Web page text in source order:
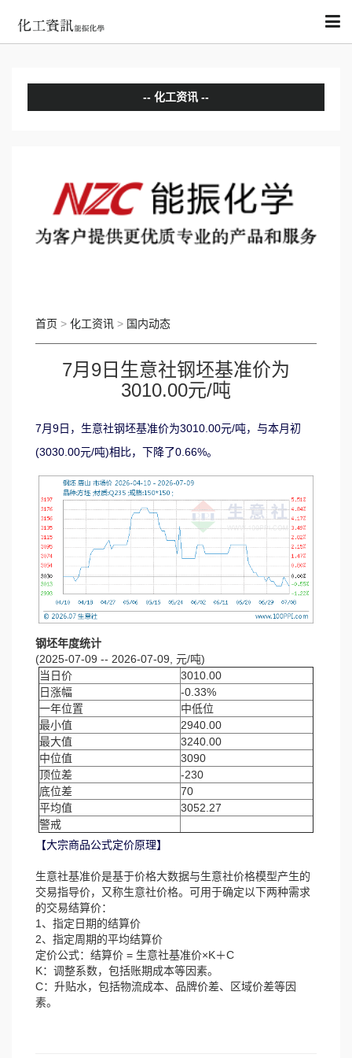
化工资讯
国际动态
首页 > 化工资讯 > 国内动态
7月9日生意社钢坯基准价为
3010.00元/吨
7月9日，生意社钢坯基准价为3010.00元/吨，与本月初
(3030.00元/吨)相比，下降了0.66%。
钢坯年度统计
(2025-07-09 -- 2026-07-09, 元/吨)
当日价
3010.00
日涨幅
-0.33%
一年位置
中低位
最小值
2940.00
最大值
3240.00
中位值
3090
顶位差
-230
底位差
70
平均值
3052.27
警戒
【大宗商品公式定价原理】
生意社基准价是基于价格大数据与生意社价格模型产生的
交易指导价，又称生意社价格。可用于确定以下两种需求
的交易结算价：
1、指定日期的结算价
2、指定周期的平均结算价
定价公式：结算价 = 生意社基准价×K＋C
K：调整系数，包括账期成本等因素。
C：升贴水，包括物流成本、品牌价差、区域价差等因
素。